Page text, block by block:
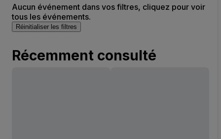
Aucun événement dans vos filtres, cliquez pour voir
tous les événements.
Réinitialiser les filtres
Récemment consulté